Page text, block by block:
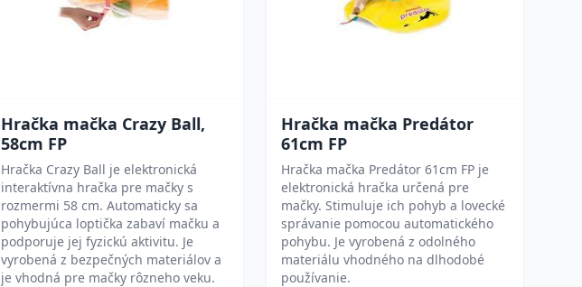
Hračka mačka Crazy Ball,
58cm FP
Hračka Crazy Ball je elektronická
interaktívna hračka pre mačky s
rozmermi 58 cm. Automaticky sa
pohybujúca loptička zabaví mačku a
podporuje jej fyzickú aktivitu. Je
vyrobená z bezpečných materiálov a
je vhodná pre mačky rôzneho veku.
Hračka mačka Predátor
61cm FP
Hračka mačka Predátor 61cm FP je
elektronická hračka určená pre
mačky. Stimuluje ich pohyb a lovecké
správanie pomocou automatického
pohybu. Je vyrobená z odolného
materiálu vhodného na dlhodobé
používanie.